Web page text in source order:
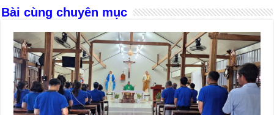
Bài cùng chuyên mục